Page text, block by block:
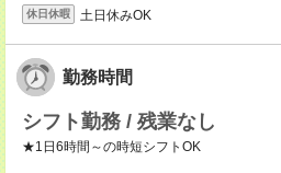
休日休暇 土日休みOK
勤務時間
シフト勤務 / 残業なし
★1日6時間～の時短シフトOK